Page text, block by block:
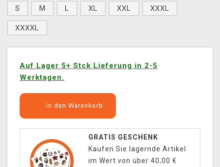
S M L XL XXL XXXL
XXXXL
Auf Lager 5+ Stck Lieferung in 2-5
Werktagen.
In den Warenkorb
GRATIS GESCHENK
Kaufen Sie lagernde Artikel
im Wert von über 40,00 €